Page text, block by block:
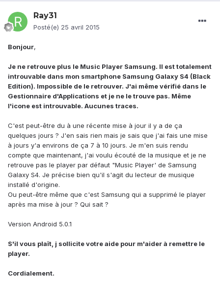
Ray31
Posté(e) 25 avril 2015
Bonjour,
Je ne retrouve plus le Music Player Samsung. Il est totalement
introuvable dans mon smartphone Samsung Galaxy S4 (Black
Edition). Impossible de le retrouver. J'ai même vérifié dans le
Gestionnaire d'Applications et je ne le trouve pas. Même
l'icone est introuvable. Aucunes traces.
C'est peut-être du à une récente mise à jour il y a de ça
quelques jours ? J'en sais rien mais je sais que j'ai fais une mise
à jours y'a environs de ça 7 à 10 jours. Je m'en suis rendu
compte que maintenant, j'ai voulu écouté de la musique et je ne
retrouve pas le player par défaut "Music Player' de Samsung
Galaxy S4. Je précise bien qu'il s'agit du lecteur de musique
installé d'origine.
Ou peut-être même que c'est Samsung qui a supprimé le player
après ma mise à jour ? Qui sait ?
Version Android 5.0.1
S'il vous plaît, j sollicite votre aide pour m'aider à remettre le
player.
Cordialement.